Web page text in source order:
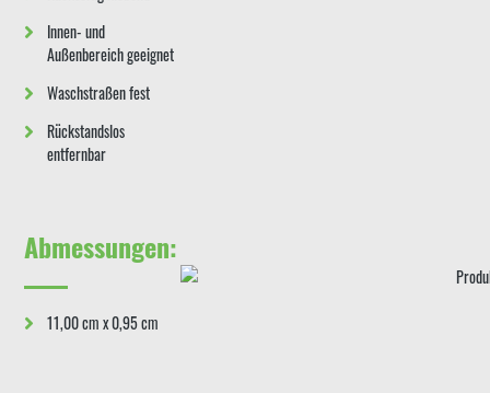
Innen- und
Außenbereich geeignet
Waschstraßen fest
Rückstandslos
entfernbar
Abmessungen:
11,00 cm x 0,95 cm